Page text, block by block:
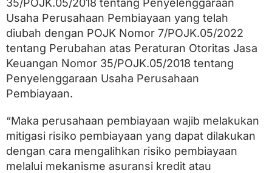
35/POJK.05/2018 tentang Penyelenggaraan
Usaha Perusahaan Pembiayaan yang telah
diubah dengan POJK Nomor 7/POJK.05/2022
tentang Perubahan atas Peraturan Otoritas Jasa
Keuangan Nomor 35/POJK.05/2018 tentang
Penyelenggaraan Usaha Perusahaan
Pembiayaan.
“Maka perusahaan pembiayaan wajib melakukan
mitigasi risiko pembiayaan yang dapat dilakukan
dengan cara mengalihkan risiko pembiayaan
melalui mekanisme asuransi kredit atau